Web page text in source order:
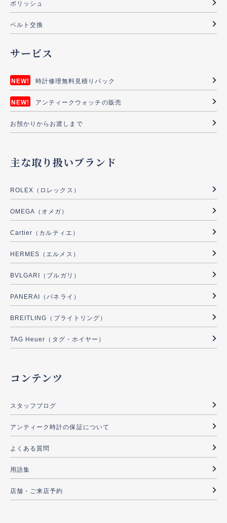
ポリッシュ
ベルト交換
サービス
時計修理無料見積りパック
アンティークウォッチの販売
お預かりからお渡しまで
主な取り扱いブランド
ROLEX（ロレックス）
OMEGA（オメガ）
Cartier（カルティエ）
HERMES（エルメス）
BVLGARI（ブルガリ）
PANERAI（パネライ）
BREITLING（ブライトリング）
TAG Heuer（タグ・ホイヤー）
コンテンツ
スタッフブログ
アンティーク時計の保証について
よくある質問
用語集
店舗・ご来店予約